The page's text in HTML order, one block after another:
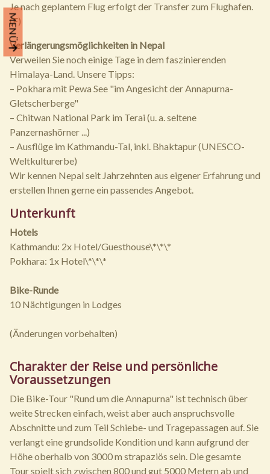
MENÜ
Je nach geplantem Flug erfolgt der Transfer zum Flughafen.
(F)
Verlängerungsmöglichkeiten in Nepal
Verweilen Sie noch einige Tage in dem faszinierenden
Himalaya-Land. Unsere Tipps:
– Pokhara mit Pewa See "im Angesicht der Annapurna-
Gletscherberge"
– Chitwan National Park im Terai (u. a. seltene
Panzernashörner ...)
– Ausflüge im Kathmandu-Tal, inkl. Bhaktapur (UNESCO-
Weltkulturerbe)
Wir kennen Nepal seit Jahrzehnten aus eigener Erfahrung und
erstellen Ihnen gerne ein passendes Angebot.
Unterkunft
Hotels
Kathmandu: 2x Hotel/Guesthouse\*\*\*
Pokhara: 1x Hotel\*\*\*
Bike-Runde
10 Nächtigungen in Lodges
(Änderungen vorbehalten)
Charakter der Reise und persönliche
Voraussetzungen
Die Bike-Tour "Rund um die Annapurna" ist technisch über
weite Strecken einfach, weist aber auch anspruchsvolle
Abschnitte und zum Teil Schiebe- und Tragepassagen auf. Sie
verlangt eine grundsolide Kondition und kann aufgrund der
Höhe oberhalb von 3000 m strapaziös sein. Die gesamte
Tour spielt sich zwischen 800 und gut 5000 Metern ab und